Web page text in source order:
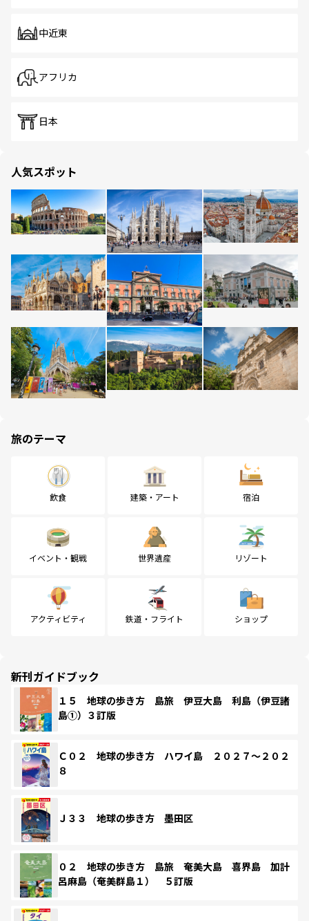
中近東
アフリカ
日本
人気スポット
旅のテーマ
飲食 建築・アート 宿泊
イベント・観戦 世界遺産 リゾート
アクティビティ 鉄道・フライト ショップ
新刊ガイドブック
１５ 地球の歩き方 島旅 伊豆大島 利島（伊豆諸
島①）３訂版
Ｃ０２ 地球の歩き方 ハワイ島 ２０２７～２０２
８
Ｊ３３ 地球の歩き方 墨田区
０２ 地球の歩き方 島旅 奄美大島 喜界島 加計
呂麻島（奄美群島１） ５訂版